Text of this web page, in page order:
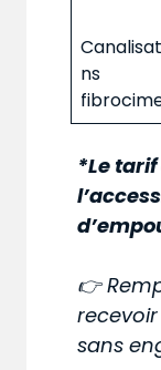
ns
*Le
👉
sans